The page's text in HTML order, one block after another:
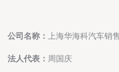
公司名称： 上海华海科汽车销
法人代表： 周国庆